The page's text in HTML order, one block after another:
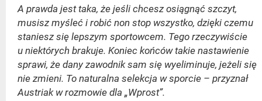
A prawda jest taka, że jeśli chcesz osiągnąć szczyt,
musisz myśleć i robić non stop wszystko, dzięki czemu
staniesz się lepszym sportowcem. Tego rzeczywiście
u niektórych brakuje. Koniec końców takie nastawienie
sprawi, że dany zawodnik sam się wyeliminuje, jeżeli się
nie zmieni. To naturalna selekcja w sporcie – przyznał
Austriak w rozmowie dla „Wprost”.